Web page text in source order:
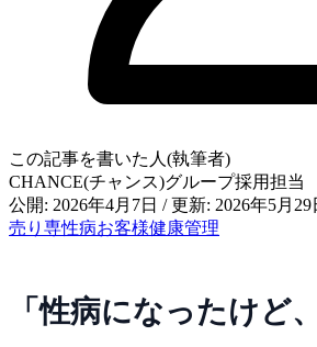
この記事を書いた人(執筆者)
CHANCE(チャンス)グループ採用担当
公開: 2026年4月7日 / 更新: 2026年5月29
売り専性病お客様健康管理
「性病になったけど